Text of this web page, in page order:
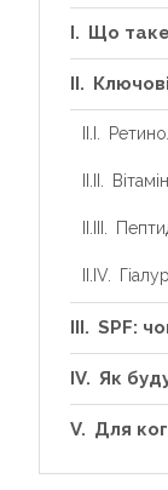
Що таке
SPF:
Як
Для